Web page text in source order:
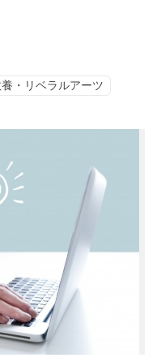
・リベラルアーツ